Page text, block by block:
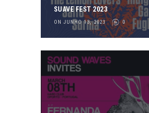
SUAVE FEST 2023
ON JUNHO 13, 2023 0